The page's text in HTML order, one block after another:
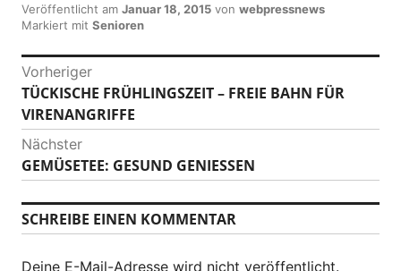
Veröffentlicht am Januar 18, 2015 von webpressnews
Markiert mit Senioren
B
e
i
t
r
a
Vorheriger
V
o
r
h
e
r
i
e
TÜCKISCHE FRÜHLINGSZEIT – FREIE BAHN FÜR
VIRENANGRIFFE
Nächster
N
ä
c
h
GEMÜSETEE: GESUND GENIESSEN
SCHREIBE EINEN KOMMENTAR
Deine E-Mail-Adresse wird nicht veröffentlicht.